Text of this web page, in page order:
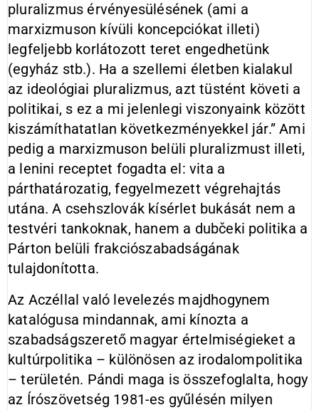
pluralizmus érvényesülésének (ami a
marxizmuson kívüli koncepciókat illeti)
legfeljebb korlátozott teret engedhetünk
(egyház stb.). Ha a szellemi életben kialakul
az ideológiai pluralizmus, azt tüstént követi a
politikai, s ez a mi jelenlegi viszonyaink között
kiszámíthatatlan következményekkel jár.” Ami
pedig a marxizmuson belüli pluralizmust illeti,
a lenini receptet fogadta el: vita a
párthatározatig, fegyelmezett végrehajtás
utána. A csehszlovák kísérlet bukását nem a
testvéri tankoknak, hanem a dubčeki politika a
Párton belüli frakciószabadságának
tulajdonította.
Az Aczéllal való levelezés majdhogynem
katalógusa mindannak, ami kínozta a
szabadságszerető magyar értelmiségieket a
kultúrpolitika – különösen az irodalompolitika
– területén. Pándi maga is összefoglalta, hogy
az Írószövetség 1981-es gyűlésén milyen